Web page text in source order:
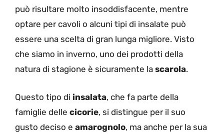
può risultare molto insoddisfacente, mentre
optare per cavoli o alcuni tipi di insalate può
essere una scelta di gran lunga migliore. Visto
che siamo in inverno, uno dei prodotti della
natura di stagione è sicuramente la scarola.
Questo tipo di insalata, che fa parte della
famiglie delle cicorie, si distingue per il suo
gusto deciso e amarognolo, ma anche per la sua